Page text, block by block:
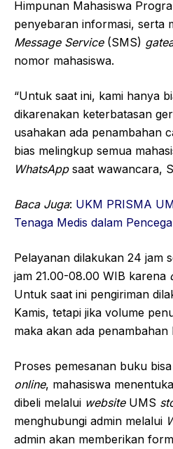
Himpunan Mahasiswa
penyebaran informasi, serta
Message Service(SMS)
nomor mahasiswa.
“Untuk saat ini, kami hanya
dikarenakan keterbatasan
usahakan ada penambahan
bias melingkup semua
WhatsApp saat wawancara,
Baca Juga: UKM PRISMA
Tenaga Medis dalam
Pelayanan dilakukan 24 jam
jam 21.00-08.00 WIB karena
Untuk saat ini pengiriman
Kamis, tetapi jika volume
maka akan ada penambahan
Proses pemesanan buku
online, mahasiswa
dibeli melalui websiteUMS
menghubungi admin melalui
admin akan memberikan